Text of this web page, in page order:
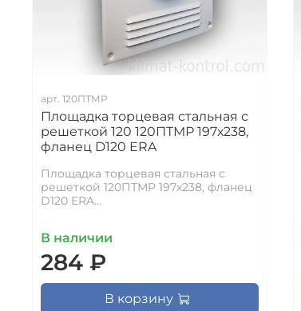
арт. 120ПТМР
Площадка торцевая стальная с
решеткой 120 120ПТМР 197х238,
фланец D120 ERA
Площадка торцевая стальная с
решеткой 120ПТМР 197х238, фланец
D120 ERA...
В наличии
284 ₽
В корзину